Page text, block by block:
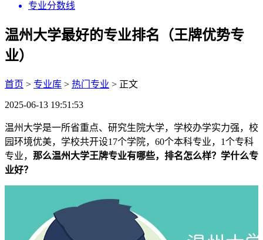
专业分数线
温州大学最好的专业排名（王牌优势专
业）
首页 > 专业库 > 热门专业 > 正文
2025-06-13 19:51:53
温州大学是一所省重点、研究生院大学，学校办学实力强，校
园环境优美，学校共开设17个学院，60个本科专业，1个专科
专业， 那么温州大学王牌专业有哪些，排名怎么样？学什么专
业好？